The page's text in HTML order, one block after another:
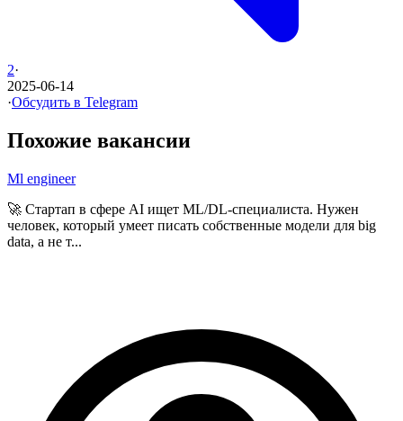
2·
2025-06-14
·Обсудить в Telegram
Похожие вакансии
Ml engineer
🚀 Стартап в сфере AI ищет ML/DL-специалиста. Нужен
человек, который умеет писать собственные модели для big
data, а не т...